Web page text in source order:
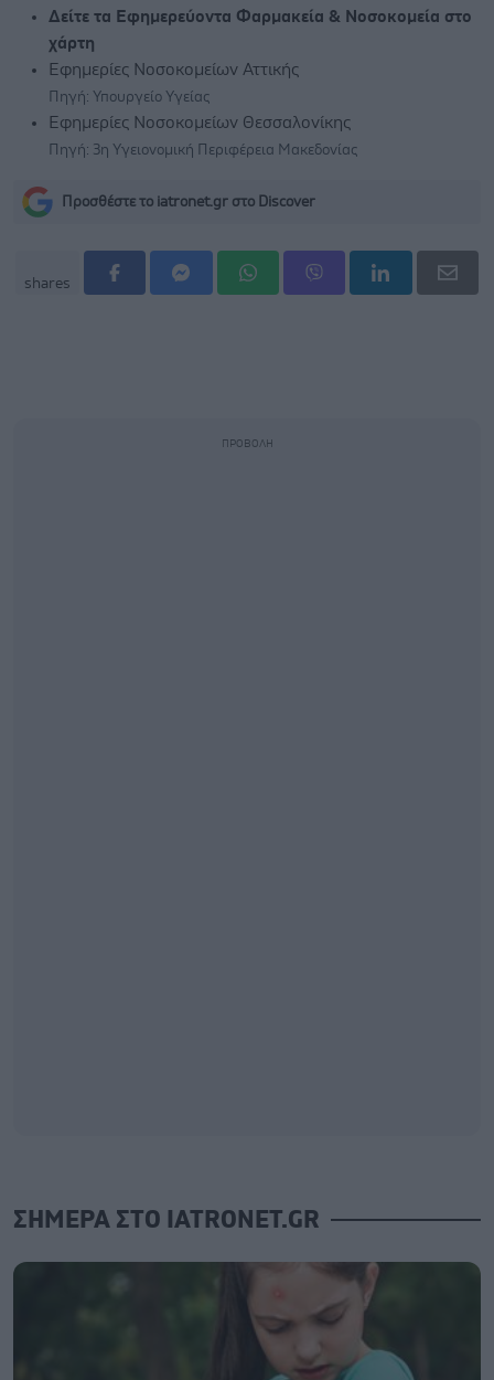
Δείτε τα Εφημερεύοντα Φαρμακεία & Νοσοκομεία στο
χάρτη
Εφημερίες Νοσοκομείων Αττικής
Πηγή: Υπουργείο Υγείας
Εφημερίες Νοσοκομείων Θεσσαλονίκης
Πηγή: 3η Υγειονομική Περιφέρεια Μακεδονίας
Προσθέστε το iatronet.gr στο Discover
shares
ΣΗΜΕΡΑ ΣΤΟ IATRONET.GR